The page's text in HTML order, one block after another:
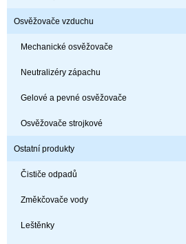
Osvěžovače vzduchu
Mechanické osvěžovače
Neutralizéry zápachu
Gelové a pevné osvěžovače
Osvěžovače strojkové
Ostatní produkty
Čističe odpadů
Změkčovače vody
Leštěnky